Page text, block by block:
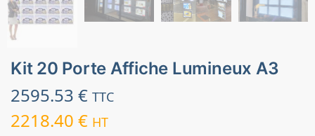
Kit 20 Porte Affiche Lumineux A3
2595.53 € TTC
2218.40 € HT